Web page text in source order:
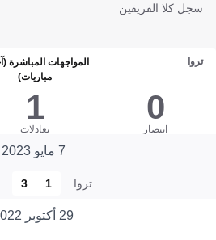
سجل كلا الفريقين
تروا
مباريات)
0
انتصار
1
تعادلات
7 مايو 2023
تروا 1
3
29 أكتوبر 2022